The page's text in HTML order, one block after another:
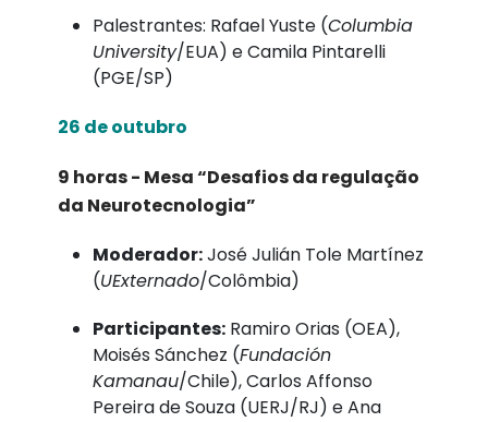
Palestrantes: Rafael Yuste (Columbia
University/EUA) e Camila Pintarelli
(PGE/SP)
26 de outubro
9 horas - Mesa “Desafios da regulação
da Neurotecnologia”
Moderador:José Julián Tole Martínez
(UExternado/Colômbia)
Participantes:Ramiro Orias (OEA),
Moisés Sánchez (Fundación
Kamanau/Chile), Carlos Affonso
Pereira de Souza (UERJ/RJ) e Ana